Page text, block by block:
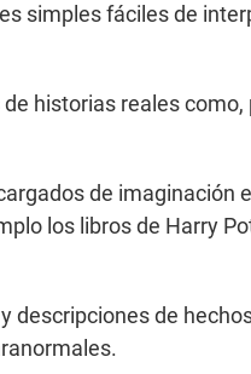
simples fáciles de
historias reales como,
de imaginación
los libros de Harry
descripciones de